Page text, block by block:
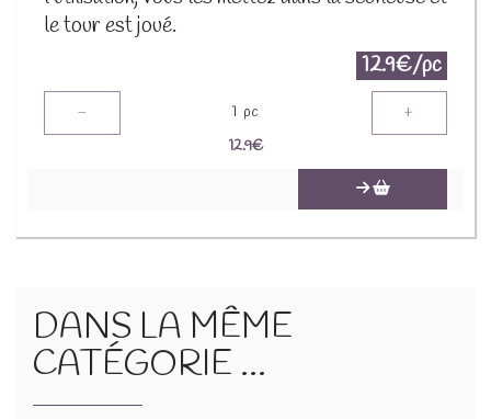
le tour est joué.
12.9€/pc
- 1 pc +
12.9€
DANS LA MÊME
CATÉGORIE ...